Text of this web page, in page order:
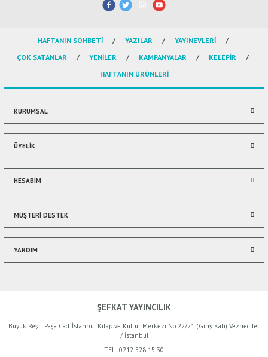
Görüş ve önerileriniz için teşekkür ederiz.
Ürün resmi kalitesiz, bozuk veya görüntülenemiyor.
Ürün açıklamasında eksik bilgiler bulunuyor.
Ürün bilgilerinde hatalar bulunuyor.
Ürün fiyatı diğer sitelerden daha pahalı.
Bu ürüne benzer farklı alternatifler olmalı.
HAFTANIN SOHBETİ YAZILAR
YAYINEVLERİ
ÇOK SATANLAR
YENİLER KAMPANYALAR
KELEPİR
HAFTANIN ÜRÜNLERİ
KURUMSAL
ÜYELİK
HESABIM
MÜŞTERİ DESTEK
YARDIM
ŞEFKAT YAYINCILIK
Büyük Reşit Paşa Cad. İstanbul Kitap ve Kültür Merkezi No:22/21 (Giriş Katı) Vezneciler
/ İstanbul
TEL: 0212 528 15 30